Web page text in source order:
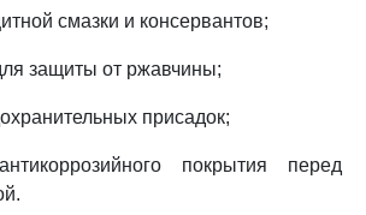
смазки и консервантов;
защиты от ржавчины;
присадок;
покрытия перед